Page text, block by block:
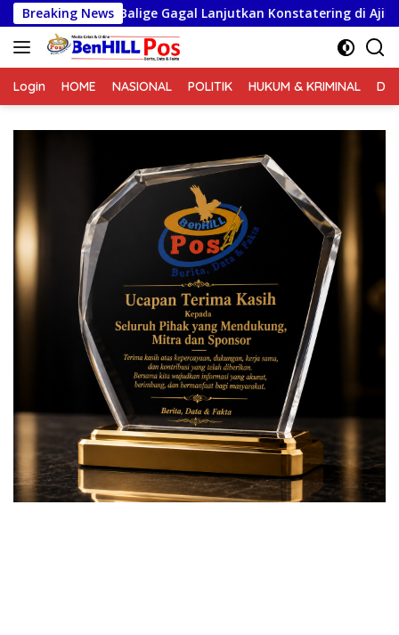
Langsung
ke
konten
Breaking News
Gagal Lanjutkan Konstatering di Ajibata, Warga Sebut
Login HOME NASIONAL POLITIK HUKUM & KRIMINAL